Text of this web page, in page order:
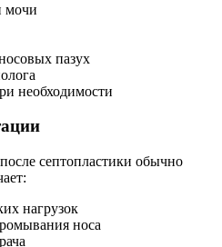
мочи
пазух
необходимости
септопластики обычно
нагрузок
носа